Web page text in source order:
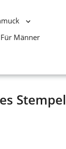
Für Männer